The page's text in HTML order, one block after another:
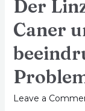
Der
Caner
Leave a